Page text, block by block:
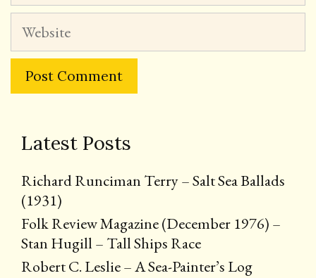
Website
Latest Posts
Richard Runciman Terry – Salt Sea Ballads
(1931)
Folk Review Magazine (December 1976) –
Stan Hugill – Tall Ships Race
Robert C. Leslie – A Sea-Painter’s Log